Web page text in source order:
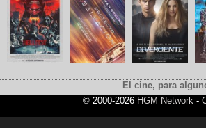
El cine, para
© 2000-2026 HGM Network-